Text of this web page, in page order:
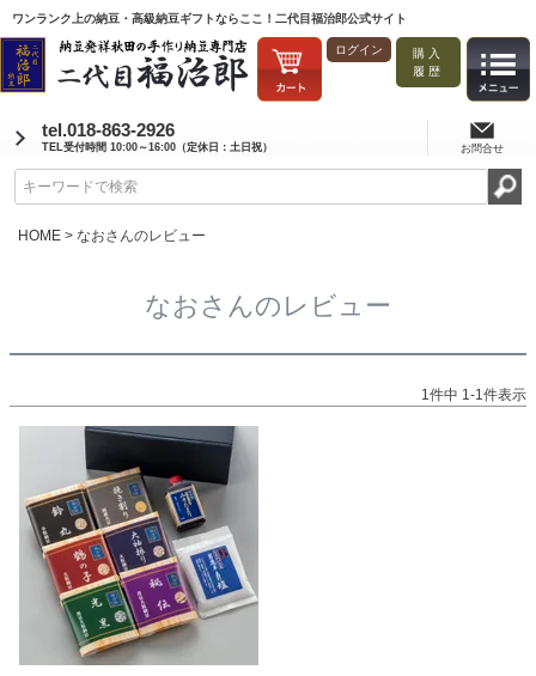
ワンランク上の納豆・高級納豆ギフトならここ！二代目福治郎公式サイト
ログイン
購入
履歴
tel.018-863-2926
TEL受付時間 10:00～16:00（定休日：土日祝） お問合せ
HOME なおさんのレビュー
なおさんのレビュー
1件中 1-1件表示